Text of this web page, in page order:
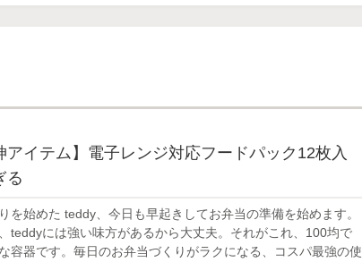
アイテム】電子レンジ対応フードパック12枚入
る
を始めた teddy、今日も早起きしてお弁当の準備を始めます。
teddyには強い味方があるから大丈夫。それがこれ、100均で
容器です。毎日のお弁当づくりがラクになる、コスパ最強の使